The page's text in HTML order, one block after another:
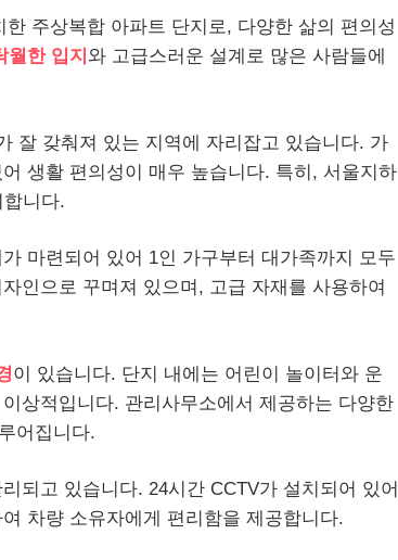
주상복합 아파트 단지로, 다양한 삶의 편의성
월한 입지 와 고급스러운 설계로 많은 사람들에
잘 갖춰져 있는 지역에 자리잡고 있습니다. 가
생활 편의성이 매우 높습니다. 특히, 서울지하
니다.
마련되어 있어 1인 가구부터 대가족까지 모두
인으로 꾸며져 있으며, 고급 자재를 사용하여
이 있습니다. 단지 내에는 어린이 놀이터와 운
상적입니다. 관리사무소에서 제공하는 다양한
어집니다.
되고 있습니다. 24시간 CCTV가 설치되어 있어
차량 소유자에게 편리함을 제공합니다.